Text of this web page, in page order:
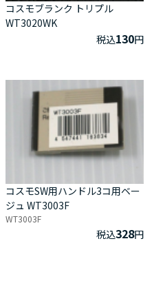
コスモブランク トリプル
WT3020WK
税込130円
コスモSW用ハンドル3コ用ベー
ジュ WT3003F
WT3003F
税込328円